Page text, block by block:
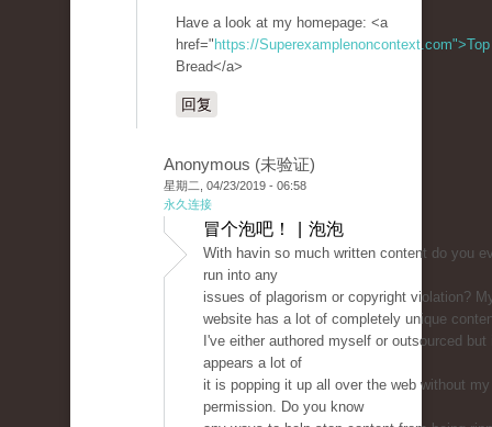
Have a look at my homepage: <a
href=" https://Superexamplenoncontext.com">Top
Bread</a>
回复
Anonymous (未验证)
星期二, 04/23/2019 - 06:58
永久连接
冒个泡吧！ | 泡泡
With havin so much written content do you
run into any
issues of plagorism or copyright violation?
website has a lot of completely unique
I've either authored myself or outsourced but
appears a lot of
it is popping it up all over the web without my
permission. Do you know